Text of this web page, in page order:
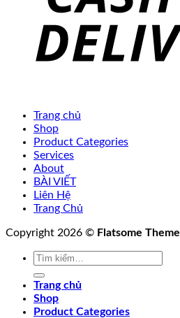
Trang chủ
Shop
Product Categories
Services
About
BÀI VIẾT
Liên Hệ
Trang Chủ
Copyright 2026 © Flatsome Theme
Tìm
Trang chủ
Shop
Product Categories